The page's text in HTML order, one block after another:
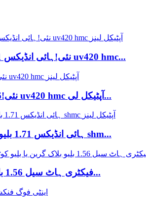
نئی!ہائی انڈیکس 1.61 کلیئر بیس بلیو بلاک uv420 hmc...
نئی!1.56 کلیئر بیس بلیو بلاک uv420 hmc آپٹیکل لی...
ہائی انڈیکس 1.71 بلیو بلاک گرین یا بلیو کوٹنگ shm...
فیکٹری ہاٹ سیل 1.56 بلیو بلاک سبز یا نیلا کوٹی...